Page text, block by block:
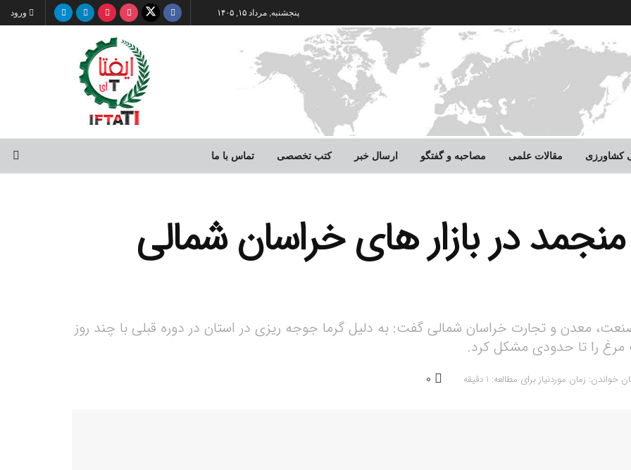
پنجشنبه, مرداد ۱۵, ۱۴۰۵ ورود
کشاورزی مقالات علمی مصاحبه و گفتگو ارسال خبر کتب تخصصی تماس با ما
مرغ منجمد در بازار های خراسان شمالی
معدن و تجارت خراسان شمالی گفت: به دلیل گرما جوجه ریزی در استان در دوره قبلی با چند روز
مرغ را تا حدودی مشکل کرد.
خواندن: زمان موردنیاز برای مطالعه: 1 دقیقه